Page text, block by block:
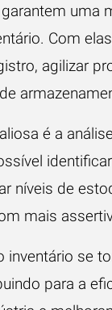
uma
Com
agilizar
é a
níveis de
mais
inventário se
para a